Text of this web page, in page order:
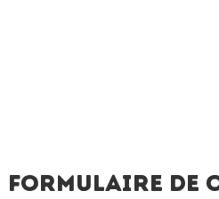
Formulaire de